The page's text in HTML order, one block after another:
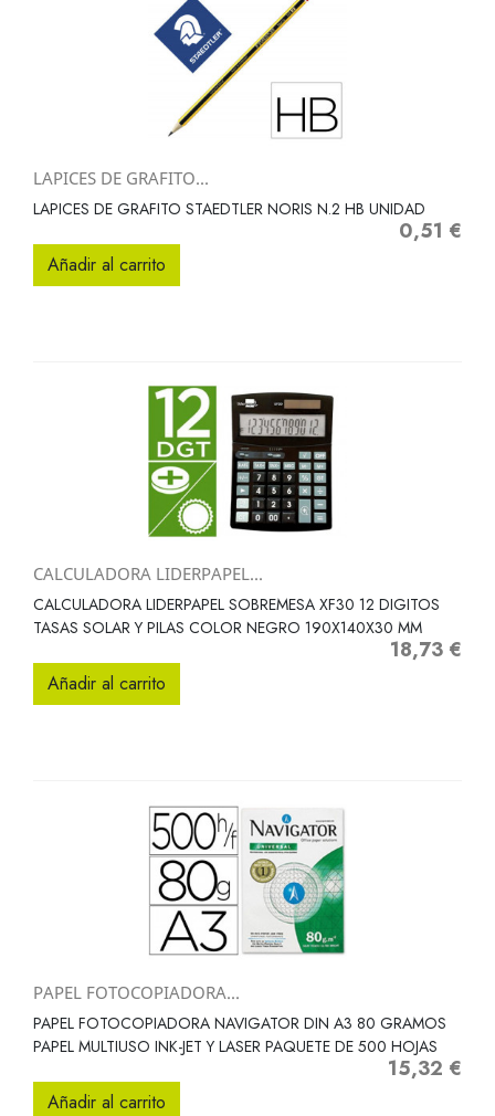
LAPICES DE GRAFITO...
LAPICES DE GRAFITO STAEDTLER NORIS N.2 HB UNIDAD
Precio
0,51 €
Añadir al carrito
CALCULADORA LIDERPAPEL...
CALCULADORA LIDERPAPEL SOBREMESA XF30 12 DIGITOS
TASAS SOLAR Y PILAS COLOR NEGRO 190X140X30 MM
Precio
18,73 €
Añadir al carrito
PAPEL FOTOCOPIADORA...
PAPEL FOTOCOPIADORA NAVIGATOR DIN A3 80 GRAMOS
PAPEL MULTIUSO INK-JET Y LASER PAQUETE DE 500 HOJAS
Precio
15,32 €
Añadir al carrito